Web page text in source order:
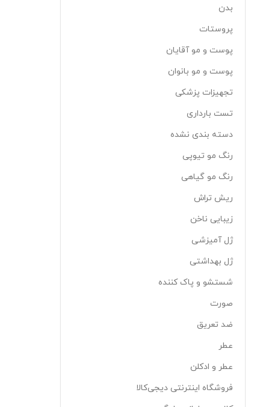
بدن
پروستات
پوست و مو آقایان
پوست و مو بانوان
تجهیزات پزشکی
تست بارداری
دسته بندی نشده
رنگ مو تیوپی
رنگ مو گیاهی
ریش تراش
زیبایی ناخن
ژل آمیزشی
ژل بهداشتی
شستشو و پاک کننده
صورت
ضد تعریق
عطر
عطر و ادکلن
فروشگاه اینترنتی دیجی‌کالا